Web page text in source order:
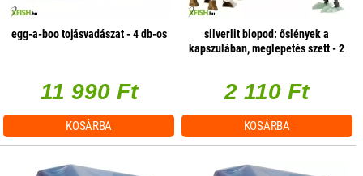
egg-a-boo tojásvadászat - 4 db-os
11 990 Ft
KOSÁRBA
silverlit biopod: őslények a
kapszulában, meglepetés szett - 2
2 110 Ft
KOSÁRBA